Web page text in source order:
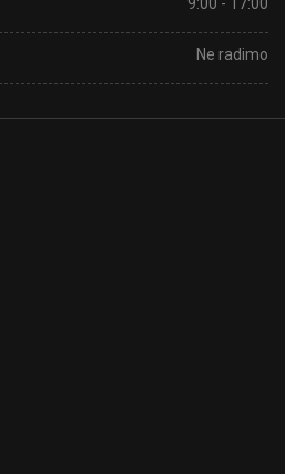
9:00 - 17:00
Ne radimo